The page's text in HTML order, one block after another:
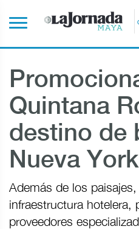
Quintana
destino de
Nueva York
Además de los
infraestructura hotelera,
proveedores